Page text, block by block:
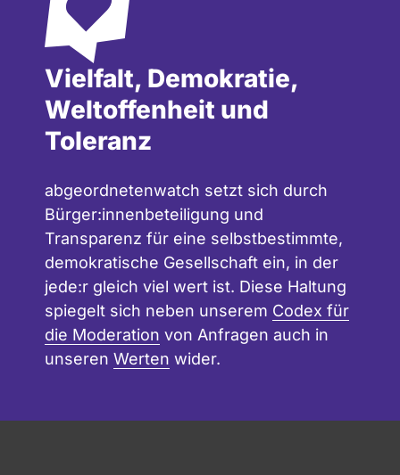
Vielfalt, Demokratie,
Weltoffenheit und
Toleranz
abgeordnetenwatch setzt sich durch
Bürger:innenbeteiligung und
Transparenz für eine selbstbestimmte,
demokratische Gesellschaft ein, in der
jede:r gleich viel wert ist. Diese Haltung
spiegelt sich neben unserem Codex für
die Moderation von Anfragen auch in
unseren Werten wider.